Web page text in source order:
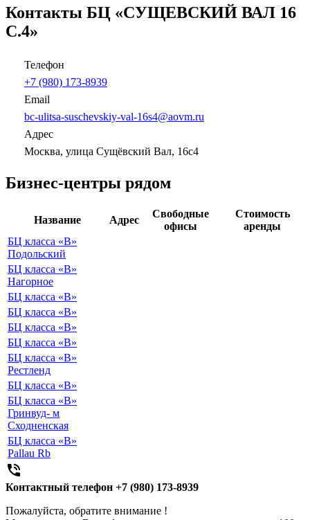
Контакты БЦ «СУЩЕВСКИЙ ВАЛ 16
С.4»
Телефон
+7 (980) 173-8939
Email
bc-ulitsa-suschevskiy-val-16s4@aovm.ru
Адрес
Москва, улица Сущёвский Вал, 16с4
Бизнес-центры рядом
Название Адрес
Свободные
офисы
Стоимость
аренды
БЦ класса «B»
Подольский
БЦ класса «B»
Нагорное
БЦ класса «B»
БЦ класса «B»
БЦ класса «B»
БЦ класса «B»
БЦ класса «B»
Рестленд
БЦ класса «B»
БЦ класса «B»
Гринвуд- м
Сходненская
БЦ класса «B»
Pallau Rb

Контактный телефон +7 (980) 173-8939
Пожалуйста, обратите внимание !